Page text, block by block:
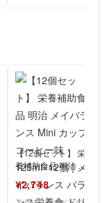
【12個セット】 栄
養補助食品 明治 メ
ップコーヒー味1
¥2,748